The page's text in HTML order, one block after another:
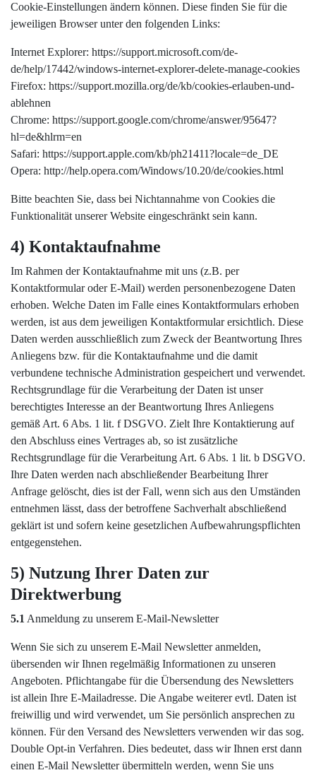
Cookie-Einstellungen ändern können. Diese finden Sie für die
jeweiligen Browser unter den folgenden Links:
Internet Explorer: https://support.microsoft.com/de-
de/help/17442/windows-internet-explorer-delete-manage-cookies
Firefox: https://support.mozilla.org/de/kb/cookies-erlauben-und-
ablehnen
Chrome: https://support.google.com/chrome/answer/95647?
hl=de&hlrm=en
Safari: https://support.apple.com/kb/ph21411?locale=de_DE
Opera: http://help.opera.com/Windows/10.20/de/cookies.html
Bitte beachten Sie, dass bei Nichtannahme von Cookies die
Funktionalität unserer Website eingeschränkt sein kann.
4) Kontaktaufnahme
Im Rahmen der Kontaktaufnahme mit uns (z.B. per
Kontaktformular oder E-Mail) werden personenbezogene Daten
erhoben. Welche Daten im Falle eines Kontaktformulars erhoben
werden, ist aus dem jeweiligen Kontaktformular ersichtlich. Diese
Daten werden ausschließlich zum Zweck der Beantwortung Ihres
Anliegens bzw. für die Kontaktaufnahme und die damit
verbundene technische Administration gespeichert und verwendet.
Rechtsgrundlage für die Verarbeitung der Daten ist unser
berechtigtes Interesse an der Beantwortung Ihres Anliegens
gemäß Art. 6 Abs. 1 lit. f DSGVO. Zielt Ihre Kontaktierung auf
den Abschluss eines Vertrages ab, so ist zusätzliche
Rechtsgrundlage für die Verarbeitung Art. 6 Abs. 1 lit. b DSGVO.
Ihre Daten werden nach abschließender Bearbeitung Ihrer
Anfrage gelöscht, dies ist der Fall, wenn sich aus den Umständen
entnehmen lässt, dass der betroffene Sachverhalt abschließend
geklärt ist und sofern keine gesetzlichen Aufbewahrungspflichten
entgegenstehen.
5) Nutzung Ihrer Daten zur
Direktwerbung
5.1 Anmeldung zu unserem E-Mail-Newsletter
Wenn Sie sich zu unserem E-Mail Newsletter anmelden,
übersenden wir Ihnen regelmäßig Informationen zu unseren
Angeboten. Pflichtangabe für die Übersendung des Newsletters
ist allein Ihre E-Mailadresse. Die Angabe weiterer evtl. Daten ist
freiwillig und wird verwendet, um Sie persönlich ansprechen zu
können. Für den Versand des Newsletters verwenden wir das sog.
Double Opt-in Verfahren. Dies bedeutet, dass wir Ihnen erst dann
einen E-Mail Newsletter übermitteln werden, wenn Sie uns